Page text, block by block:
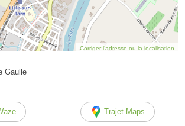
Corriger l’adresse ou la localisation
Gaulle
Trajet Maps